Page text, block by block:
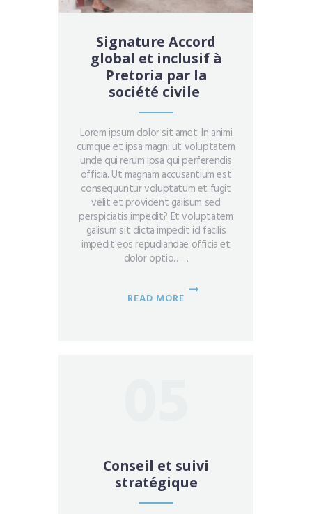
Signature Accord
global et inclusif à
Pretoria par la
société civile
Lorem ipsum dolor sit amet. In animi
cumque et ipsa magni ut voluptatem
unde qui rerum ipsa qui perferendis
officia. Ut magnam accusantium est
consequuntur voluptatum et fugit
velit et provident galisum sed
perspiciatis impedit? Et voluptatem
galisum sit dicta impedit id facilis
impedit eos repudiandae officia et
dolor optio……
READ MORE
Conseil et suivi
stratégique